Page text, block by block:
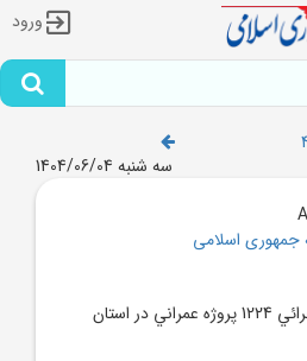
ورود
سه شنبه 1404/06/04
جمهوری اسلامی